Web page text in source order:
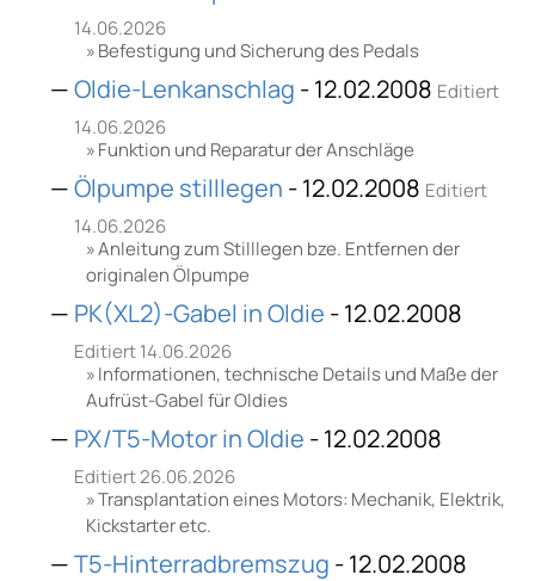
14.06.2026
Befestigung und Sicherung des Pedals
Oldie-Lenkanschlag - 12.02.2008 Editiert
14.06.2026
Funktion und Reparatur der Anschläge
Ölpumpe stilllegen - 12.02.2008 Editiert
14.06.2026
Anleitung zum Stilllegen bze. Entfernen der
originalen Ölpumpe
PK(XL2)-Gabel in Oldie - 12.02.2008
Editiert 14.06.2026
Informationen, technische Details und Maße der
Aufrüst-Gabel für Oldies
PX/T5-Motor in Oldie - 12.02.2008
Editiert 26.06.2026
Transplantation eines Motors: Mechanik, Elektrik,
Kickstarter etc.
T5-Hinterradbremszug - 12.02.2008